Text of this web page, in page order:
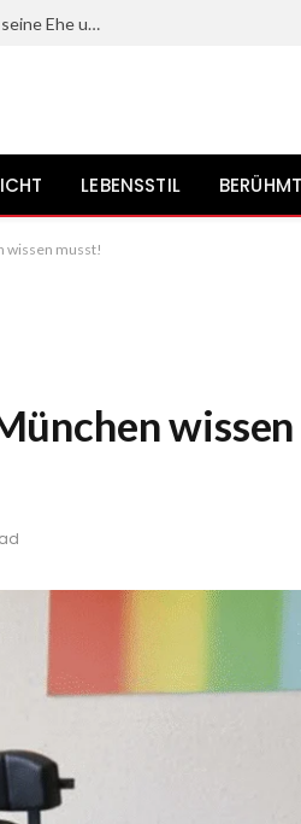
Mit wem ist Gerrit Grass verheiratet? Die Wahrheit über seine Ehe und sein Privatleben?
LEBENSSTIL
wissen musst!
wissen